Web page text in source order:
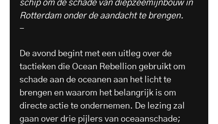
schip om de schade van diepzeemijnbouw in
Rotterdam onder de aandacht te brengen.
-
De avond begint met een uitleg over de
tactieken die Ocean Rebellion gebruikt om
schade aan de oceanen aan het licht te
brengen en waarom het belangrijk is om
directe actie te ondernemen. De lezing zal
gaan over drie pijlers van oceaanschade;